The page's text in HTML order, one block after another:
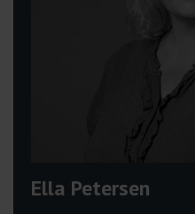
Ella Petersen